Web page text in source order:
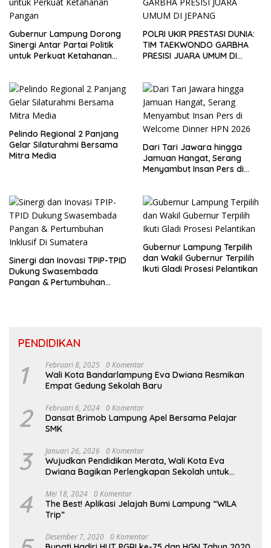
Gubernur Lampung Dorong
Sinergi Antar Partai Politik
untuk Perkuat Ketahanan
POLRI UKIR PRESTASI DUNIA:
TIM TAEKWONDO GARBHA
PRESISI JUARA UMUM DI
Pelindo Regional 2 Panjang
Gelar Silaturahmi Bersama
Mitra Media
Dari Tari Jawara hingga
Jamuan Hangat, Serang
Menyambut Insan Pers di
Sinergi dan Inovasi TPIP-TPID
Dukung Swasembada
Pangan & Pertumbuhan
Gubernur Lampung Terpilih
dan Wakil Gubernur Terpilih
Ikuti Gladi Prosesi Pelantikan
PENDIDIKAN
1 Februari 8, 2025 0 Komentar
Wali Kota Bandarlampung Eva Dwiana Resmikan
Empat Gedung Sekolah Baru
2 Februari 6, 2024 0 Komentar
Dansat Brimob Lampung Apel Bersama Pelajar
SMK
3 Januari 26, 2026 0 Komentar
Wujudkan Pendidikan Merata, Wali Kota Eva
Dwiana Bagikan Perlengkapan Sekolah untuk
4 Mei 18, 2024 0 Komentar
The Best! Aplikasi Jelajah Bumi Lampung “WILA
Trip”
Desember 7, 2020 0 Komentar